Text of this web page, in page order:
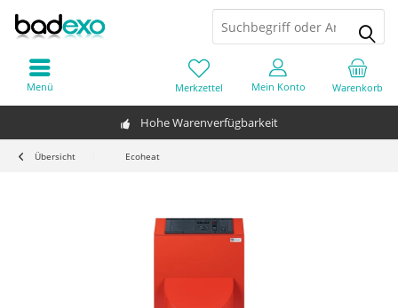
Hohe Warenverfügbarkeit
Warenkorb
Merkzettel Mein Konto
Menü
Übersicht Ecoheat